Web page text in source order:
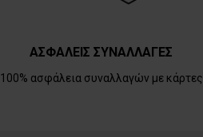
ΑΣΦΑΛΕΙΣ ΣΥΝΑΛΛΑΓΕΣ
100% ασφάλεια συναλλαγών με κάρτες